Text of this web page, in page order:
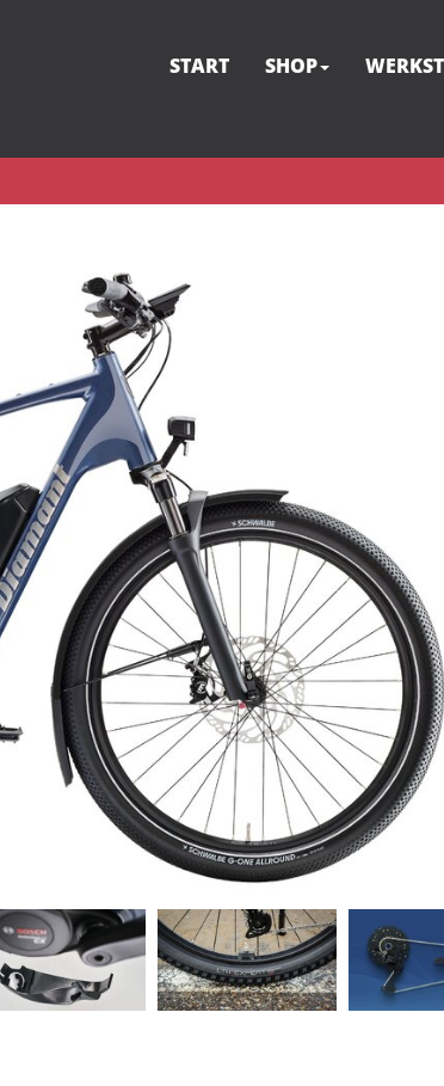
START SHOP